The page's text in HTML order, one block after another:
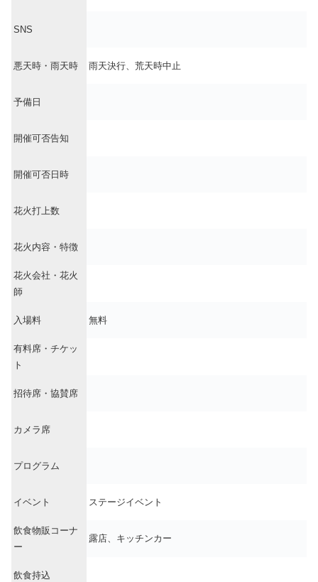
SNS
悪天時・雨天時 雨天決行、荒天時中止
予備日
開催可否告知
開催可否日時
花火打上数
花火内容・特徴
花火会社・花火
師
入場料 無料
有料席・チケッ
ト
招待席・協賛席
カメラ席
プログラム
イベント ステージイベント
飲食物販コーナ
ー
露店、キッチンカー
飲食持込